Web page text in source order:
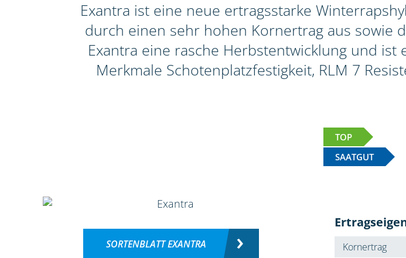
Exantra ist eine neue ertragsstarke
durch einen sehr hohen Kornertrag aus sowie
Exantra eine rasche Herbstentwicklung und
Merkmale Schotenplatzfestigkeit, RLM 7
TOP
SAATGUT
SORTENBLATT EXANTRA
Kornertrag